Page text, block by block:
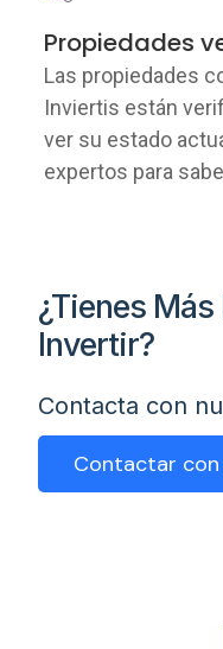
Propiedades
Las propiedades
Inviertis están
ver su estado
expertos para
¿Tienes
Invertir?
Contacta con
Contactar